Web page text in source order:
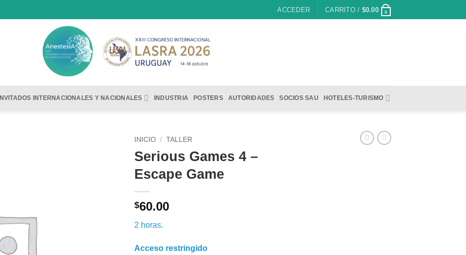
ACCEDER CARRITO / $0.00 0
INVITADOS INTERNACIONALES Y NACIONALES INDUSTRIA POSTERS AUTORIDADES SOCIOS SAU HOTELES-TURISMO
INICIO / TALLER
Serious Games 4 –
Escape Game
$60.00
2 horas.
Acceso restringido